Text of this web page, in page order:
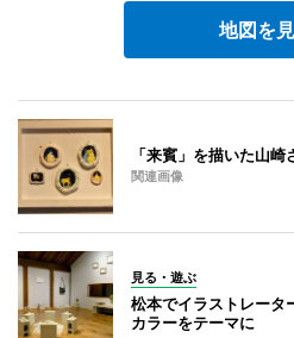
地図を
「来賓」を描いた山崎
関連画像
見る・遊ぶ
松本でイラストレータ
カラーをテーマに